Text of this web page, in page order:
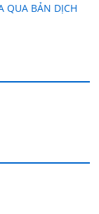
QUA BẢN DỊCH